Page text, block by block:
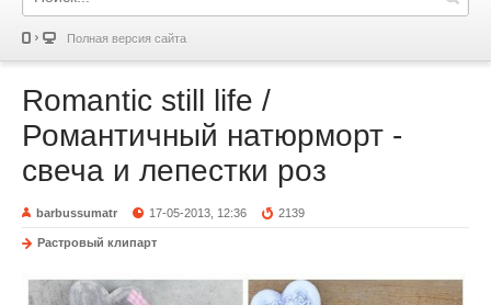
Полная версия сайта
Romantic still life /
Романтичный натюрморт -
свеча и лепестки роз
barbussumatr 17-05-2013, 12:36 2139
Растровый клипарт